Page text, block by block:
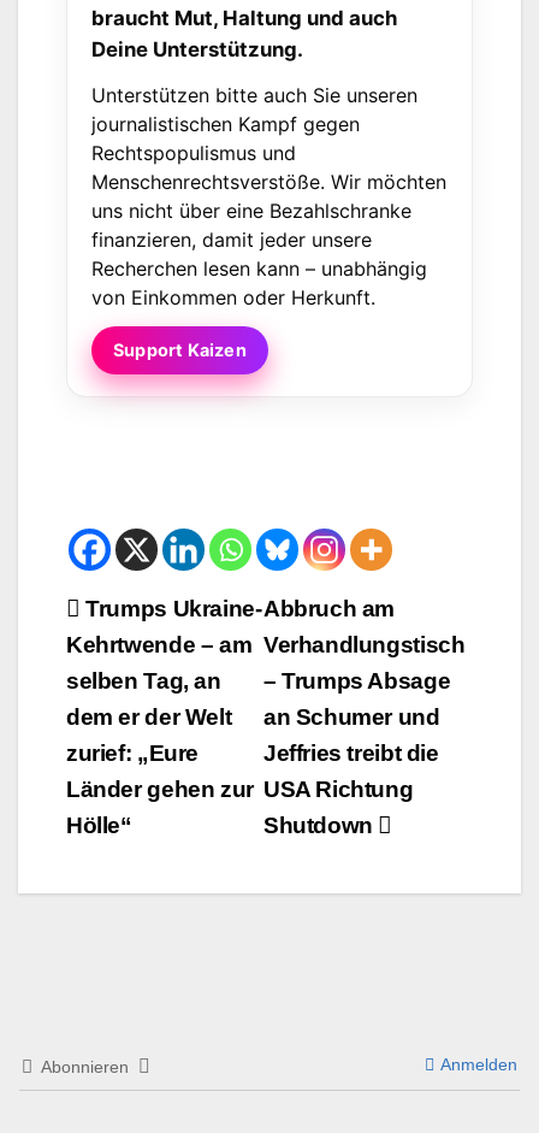
braucht Mut, Haltung und auch
Deine Unterstützung.
Unterstützen bitte auch Sie unseren
journalistischen Kampf gegen
Rechtspopulismus und
Menschenrechtsverstöße. Wir möchten
uns nicht über eine Bezahlschranke
finanzieren, damit jeder unsere
Recherchen lesen kann – unabhängig
von Einkommen oder Herkunft.
Support Kaizen
Beitrags-
Navigation
Abbruch am
Verhandlungstisch
– Trumps Absage
an Schumer und
Jeffries treibt die
USA Richtung
Shutdown
Trumps Ukraine-
Kehrtwende – am
selben Tag, an
dem er der Welt
zurief: „Eure
Länder gehen zur
Hölle“
Abonnieren Anmelden